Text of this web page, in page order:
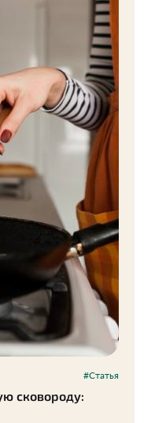
#Статья
сковороду: